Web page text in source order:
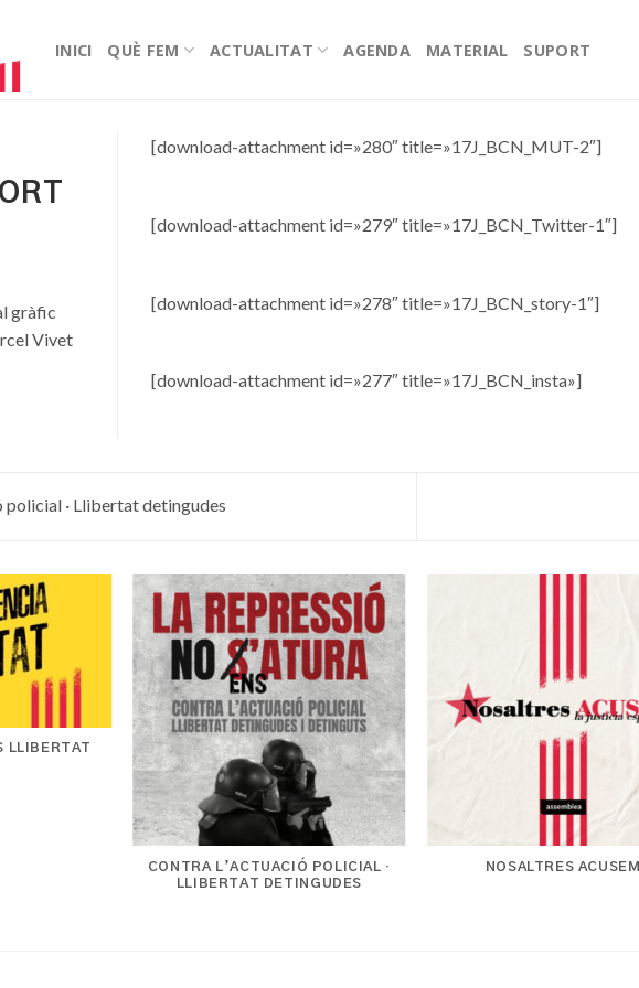
INICI QUÈ FEM ACTUALITAT AGENDA MATERIAL SUPORT
gràfic
Vivet
[download-attachment id=»280″ title=»17J_BCN_MUT-2″]
[download-attachment id=»279″ title=»17J_BCN_Twitter-1″]
[download-attachment id=»278″ title=»17J_BCN_story-1″]
[download-attachment id=»277″ title=»17J_BCN_insta»]
policial · Llibertat detingudes
LLIBERTAT
CONTRA L’ACTUACIÓ POLICIAL ·
LLIBERTAT DETINGUDES
NOSALTRES ACUSEM